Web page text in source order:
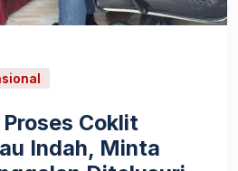
Coklit
Indah, Minta